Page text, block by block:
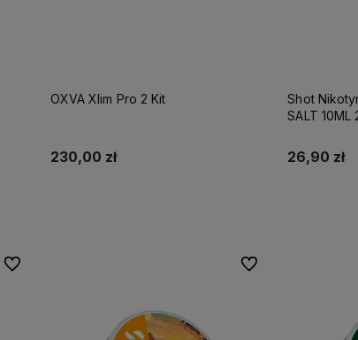
OXVA Xlim Pro 2 Kit
230,00 zł
Shot
SALT 10ML
26,90 zł
Do ulubionych Do ulubionych